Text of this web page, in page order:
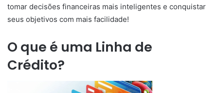
tomar decisões financeiras mais inteligentes e conquistar
seus objetivos com mais facilidade!
O que é uma Linha de
Crédito?